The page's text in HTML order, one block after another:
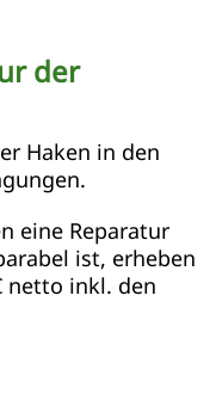
der
Haken in den
eine Reparatur
ist, erheben
netto inkl. den